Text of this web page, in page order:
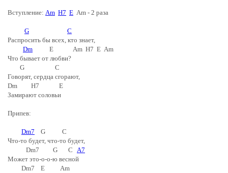
Вступление: Am H7 E Am - 2 раза
G
C
Распросить бы всех, кто знает,
Dm E Am H7 E Am
Что бывает от любви?
G C
Говорят, сердца сгорают,
Dm H7 E
Замирают соловьи
Припев:
Dm7 G C
Что-то будет, что-то будет,
Dm7 G C A7
Может это-o-o-ю весной
Dm7 E Am